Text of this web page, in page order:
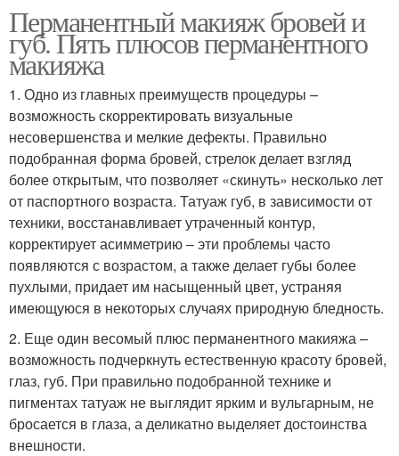
Перманентный макияж бровей и
губ. Пять плюсов перманентного
макияжа
1. Одно из главных преимуществ процедуры –
возможность скорректировать визуальные
несовершенства и мелкие дефекты. Правильно
подобранная форма бровей, стрелок делает взгляд
более открытым, что позволяет «скинуть» несколько лет
от паспортного возраста. Татуаж губ, в зависимости от
техники, восстанавливает утраченный контур,
корректирует асимметрию – эти проблемы часто
появляются с возрастом, а также делает губы более
пухлыми, придает им насыщенный цвет, устраняя
имеющуюся в некоторых случаях природную бледность.
2. Еще один весомый плюс перманентного макияжа –
возможность подчеркнуть естественную красоту бровей,
глаз, губ. При правильно подобранной технике и
пигментах татуаж не выглядит ярким и вульгарным, не
бросается в глаза, а деликатно выделяет достоинства
внешности.